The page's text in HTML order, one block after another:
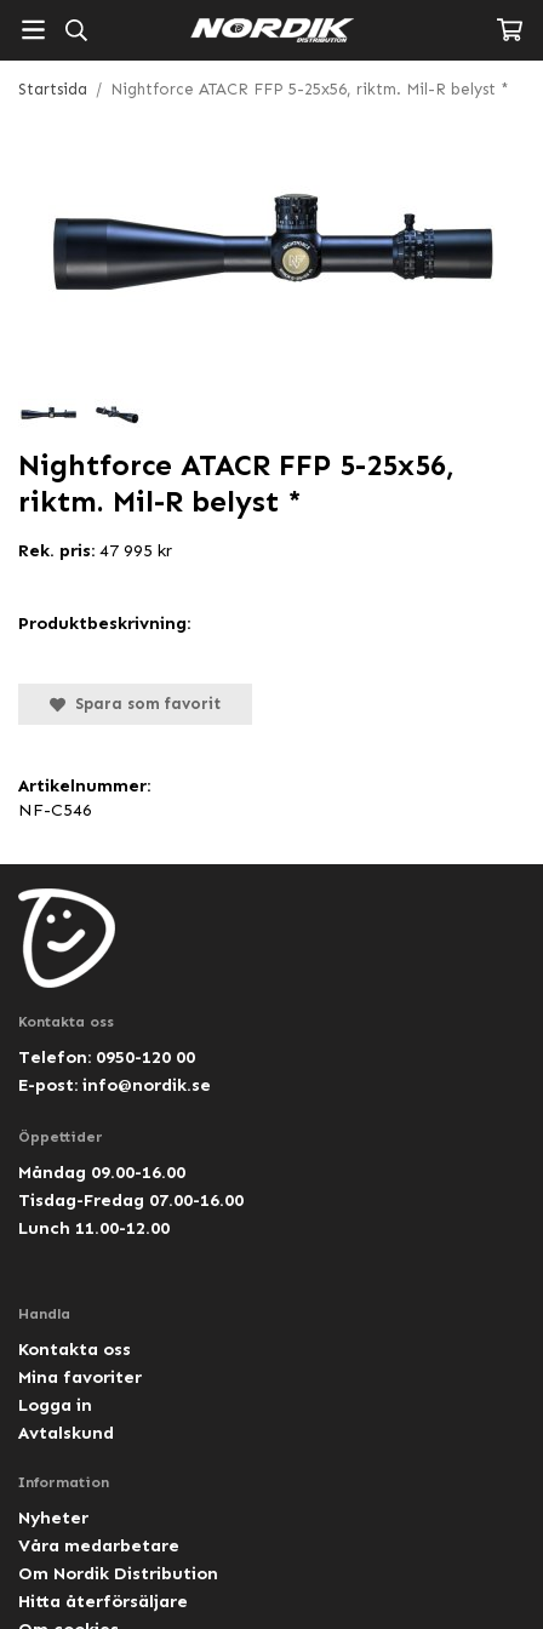
Startsida / Nightforce ATACR FFP 5-25x56, riktm. Mil-R belyst *
Nightforce ATACR FFP 5-25x56,
riktm. Mil-R belyst *
Rek. pris: 47 995 kr
Produktbeskrivning:
Spara som favorit
Artikelnummer:
NF-C546
Kontakta oss
Telefon: 0950-120 00
E-post: info@nordik.se
Öppettider
Måndag 09.00-16.00
Tisdag-Fredag 07.00-16.00
Lunch 11.00-12.00
Handla
Kontakta oss
Mina favoriter
Logga in
Avtalskund
Information
Nyheter
Våra medarbetare
Om Nordik Distribution
Hitta återförsäljare